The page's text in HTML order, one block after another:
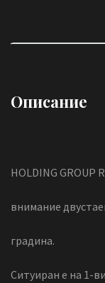
Описание
HOLDING GROUP
внимание
градина.
Ситуиран е на 1-